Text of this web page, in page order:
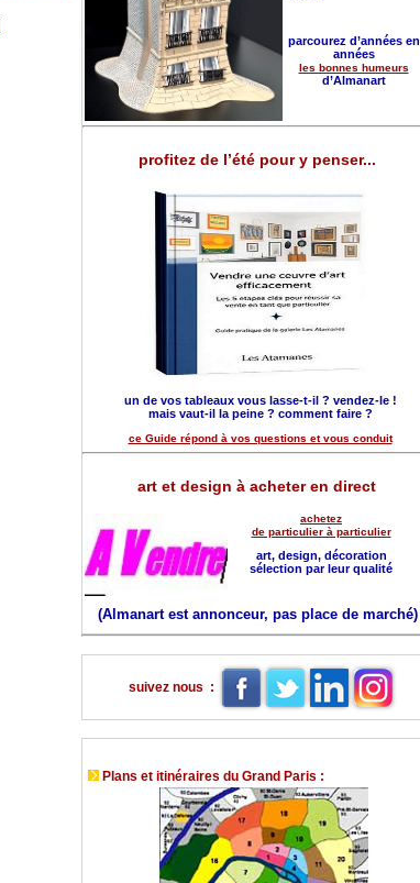
parcourez d’années en
années
les bonnes humeurs
d’Almanart
profitez de l’été pour y penser...
un de vos tableaux vous lasse-t-il ? vendez-le !
mais vaut-il la peine ? comment faire ?
ce Guide répond à vos questions et vous conduit
art et design à acheter en direct
achetez
de particulier à particulier
art, design, décoration
sélection par leur qualité
(Almanart est annonceur, pas place de marché)
suivez nous :
Plans et itinéraires du Grand Paris :